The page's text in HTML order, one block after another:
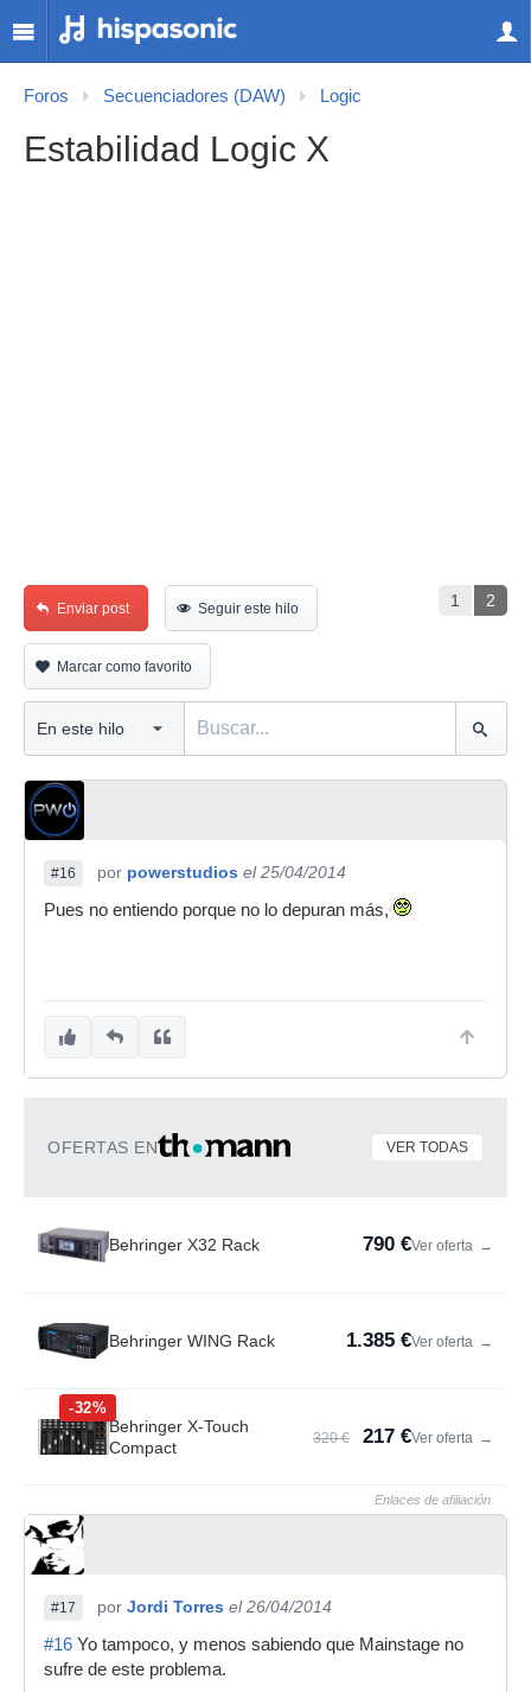
Foros Secuenciadores (DAW) Logic
Estabilidad Logic X
1 2
Enviar post Seguir este hilo
Marcar como favorito
#16 por powerstudios el 25/04/2014
Pues no entiendo porque no lo depuran más,
OFERTAS EN VER TODAS
Behringer X32 Rack 790 €Ver oferta →
Behringer WING Rack 1.385 €Ver oferta →
-32%
Behringer X-Touch
Compact
320 € 217 €Ver oferta →
Enlaces de afiliación
#17 por Jordi Torres el 26/04/2014
#16 Yo tampoco, y menos sabiendo que Mainstage no
sufre de este problema.